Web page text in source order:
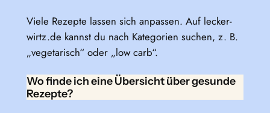
Viele Rezepte lassen sich anpassen. Auf lecker-
wirtz.de kannst du nach Kategorien suchen, z. B.
„vegetarisch“ oder „low carb“.
Wo finde ich eine Übersicht über gesunde
Rezepte?